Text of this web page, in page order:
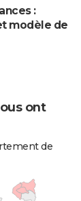
:
modèle de
ont
de